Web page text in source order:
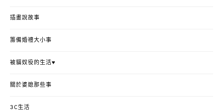
插畫說故事
籌備婚禮大小事
被貓奴役的生活♥
關於婆媳那些事
3C生活